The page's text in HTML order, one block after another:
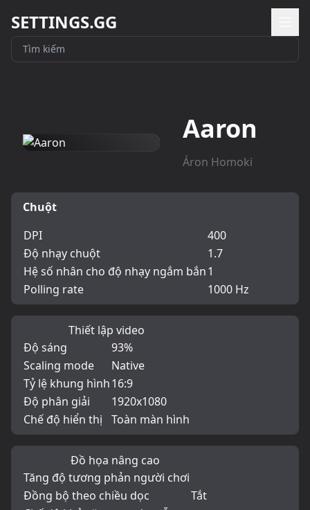
SETTINGS.GG
Aaron
Áron Homoki
Chuột
DPI
400
Độ nhạy chuột
1.7
Hệ số nhân cho độ nhạy ngắm bắn1
Polling rate
1000 Hz
Thiết lập video
Độ sáng
93%
Scaling mode
Native
Tỷ lệ khung hình16:9
Độ phân giải
1920x1080
Chế độ hiển thị
Toàn màn hình
Đồ họa nâng cao
Tăng độ tương phản người chơi
Đồng bộ theo chiều dọc
Tắt